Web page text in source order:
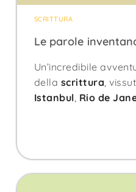
SCRITTURA
Le parole
Un’incredibile
della scrittura,
Istanbul, Rio de